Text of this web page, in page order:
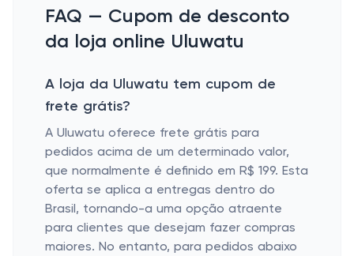
FAQ — Cupom de desconto
da loja online Uluwatu
A loja da Uluwatu tem cupom de
frete grátis?
A Uluwatu oferece frete grátis para
pedidos acima de um determinado valor,
que normalmente é definido em R$ 199. Esta
oferta se aplica a entregas dentro do
Brasil, tornando-a uma opção atraente
para clientes que desejam fazer compras
maiores. No entanto, para pedidos abaixo